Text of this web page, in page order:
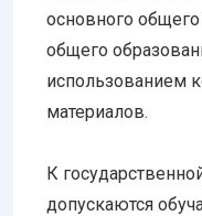
основного
общего
использованием
материалов.
К
допускаются